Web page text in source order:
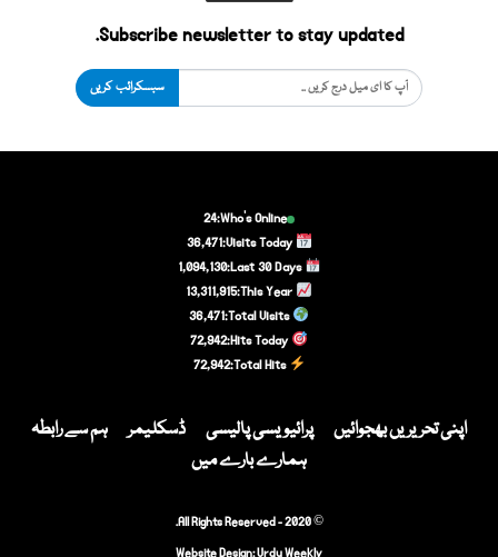
Subscribe newsletter to stay updated.
سبسکرائب کریں
Who's Online:
24
Visits Today:
36,471
Last 30 Days:
1,094,130
13,311,915
Total Visits:
36,471
Hits Today:
72,942
Total Hits:
72,942
اپنی تحریریں بھجوائیں پرائیویسی پالیسی ڈسکلیمر
ہم سے رابطہ
ہمارے بارے میں
© 2020 - All Rights Reserved.